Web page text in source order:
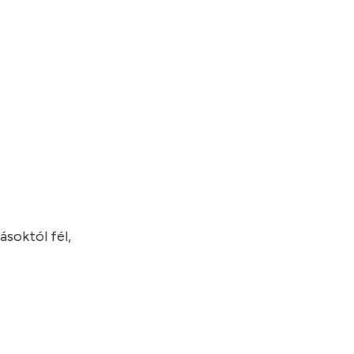
fél,